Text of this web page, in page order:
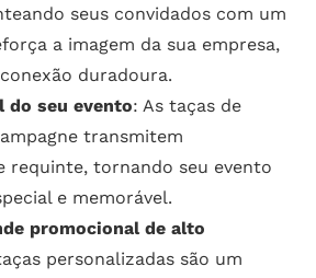
seus convidados com um
a imagem da sua empresa,
duradoura.
do seu evento: As taças de
transmitem
requinte, tornando seu evento
e memorável.
promocional de alto
personalizadas são um